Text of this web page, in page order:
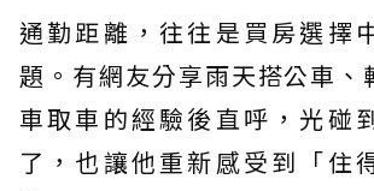
通勤距離，往往是買房選擇
題。有網友分享雨天搭公車、
車取車的經驗後直呼，光碰
了，也讓他重新感受到「住